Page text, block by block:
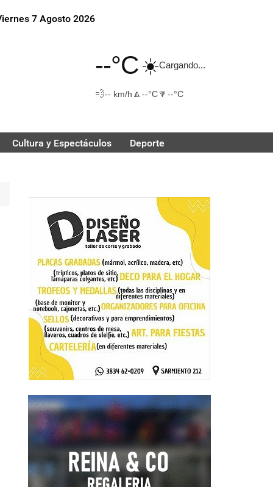
7 Agosto 2026
--°C☀️Cargando...
💨-- km/h 🔼 --°C🔽 --°C
Cultura y Espectáculos Deporte